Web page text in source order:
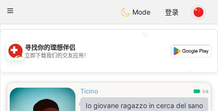
Suissi
Toggle
Mode 登录
💖
💕
寻找你的理想伴侣
立即下载我们的交友应用！
Ticino 0.9
Io giovane ragazzo in cerca del sano